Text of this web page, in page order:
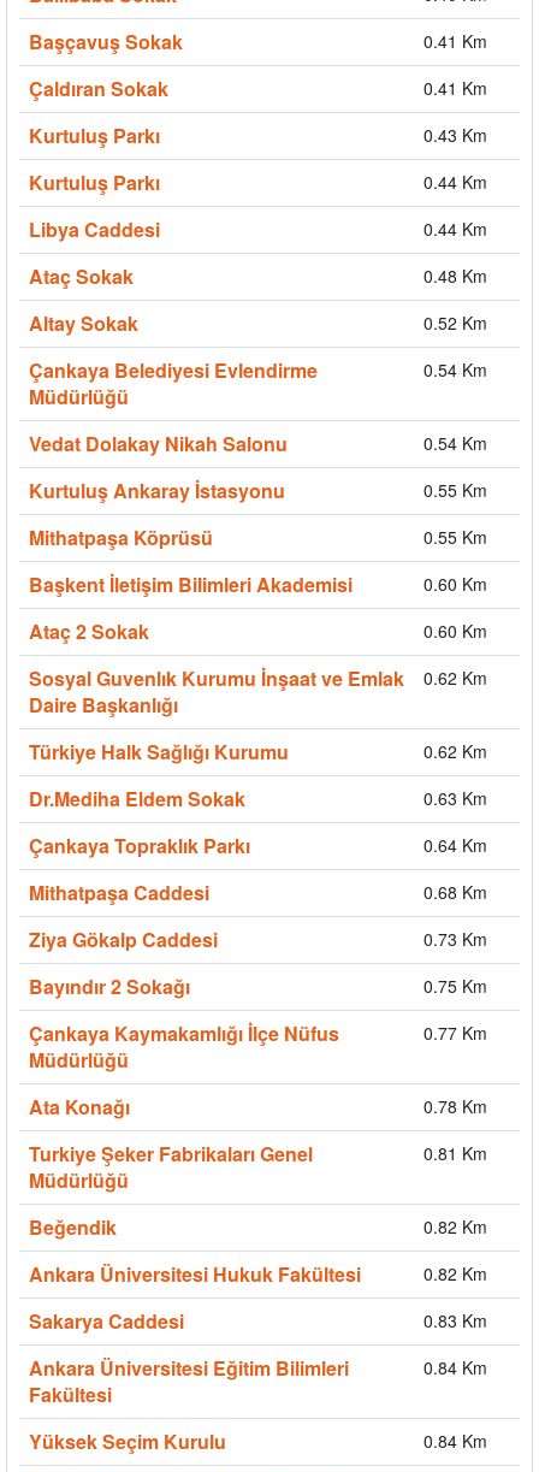
Başçavuş Sokak 0.41 Km
Çaldıran Sokak 0.41 Km
Kurtuluş Parkı 0.43 Km
Kurtuluş Parkı 0.44 Km
Libya Caddesi 0.44 Km
Ataç Sokak 0.48 Km
Altay Sokak 0.52 Km
Çankaya Belediyesi Evlendirme
Müdürlüğü
0.54 Km
Vedat Dolakay Nikah Salonu 0.54 Km
Kurtuluş Ankaray İstasyonu 0.55 Km
Mithatpaşa Köprüsü 0.55 Km
Başkent İletişim Bilimleri Akademisi 0.60 Km
Ataç 2 Sokak 0.60 Km
Sosyal Guvenlık Kurumu İnşaat ve Emlak
Daire Başkanlığı
0.62 Km
Türkiye Halk Sağlığı Kurumu 0.62 Km
Dr.Mediha Eldem Sokak 0.63 Km
Çankaya Topraklık Parkı 0.64 Km
Mithatpaşa Caddesi 0.68 Km
Ziya Gökalp Caddesi 0.73 Km
Bayındır 2 Sokağı 0.75 Km
Çankaya Kaymakamlığı İlçe Nüfus
Müdürlüğü
0.77 Km
Ata Konağı 0.78 Km
Turkiye Şeker Fabrikaları Genel
Müdürlüğü
0.81 Km
Beğendik 0.82 Km
Ankara Üniversitesi Hukuk Fakültesi 0.82 Km
Sakarya Caddesi 0.83 Km
Ankara Üniversitesi Eğitim Bilimleri
Fakültesi
0.84 Km
Yüksek Seçim Kurulu 0.84 Km